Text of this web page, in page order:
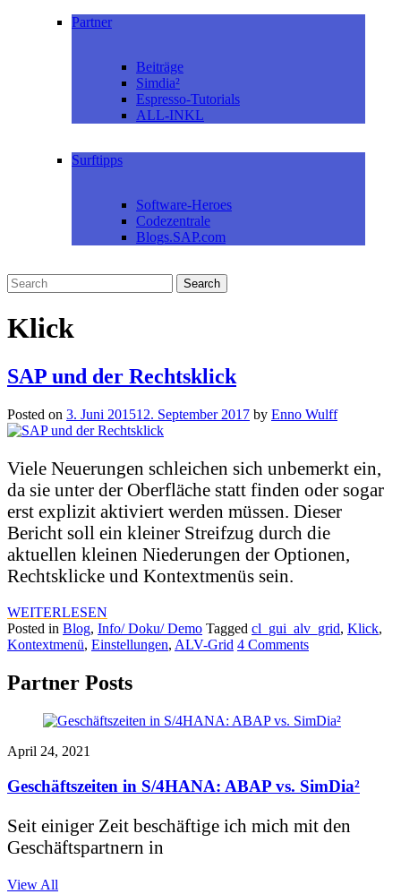
Partner
Beiträge
Simdia²
Espresso-Tutorials
ALL-INKL
Surftipps
Software-Heroes
Codezentrale
Blogs.SAP.com
Klick
SAP und der Rechtsklick
Posted on 3. Juni 201512. September 2017 by Enno Wulff
Viele Neuerungen schleichen sich unbemerkt ein,
da sie unter der Oberfläche statt finden oder sogar
erst explizit aktiviert werden müssen. Dieser
Bericht soll ein kleiner Streifzug durch die
aktuellen kleinen Niederungen der Optionen,
Rechtsklicke und Kontextmenüs sein.
WEITERLESEN
Posted in Blog, Info/ Doku/ Demo Tagged cl_gui_alv_grid, Klick,
Kontextmenü, Einstellungen, ALV-Grid 4 Comments
Partner Posts
April 24, 2021
Geschäftszeiten in S/4HANA: ABAP vs. SimDia²
Seit einiger Zeit beschäftige ich mich mit den
Geschäftspartnern in
View All